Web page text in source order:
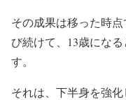
その成果は移った時
び続けて、13歳にな
す。
それは、下半身を強化